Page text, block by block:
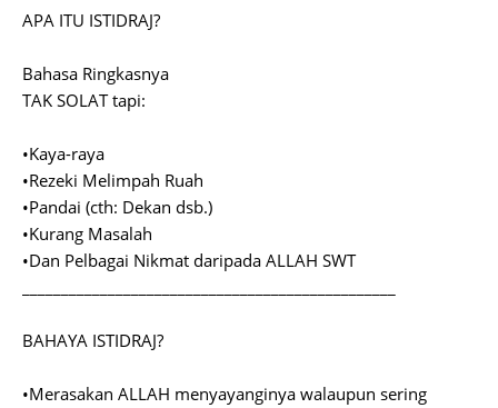
APA ITU ISTIDRAJ?
Bahasa Ringkasnya
TAK SOLAT tapi:
•Kaya-raya
•Rezeki Melimpah Ruah
•Pandai (cth: Dekan dsb.)
•Kurang Masalah
•Dan Pelbagai Nikmat daripada ALLAH SWT
BAHAYA ISTIDRAJ?
•Merasakan ALLAH menyayanginya walaupun sering